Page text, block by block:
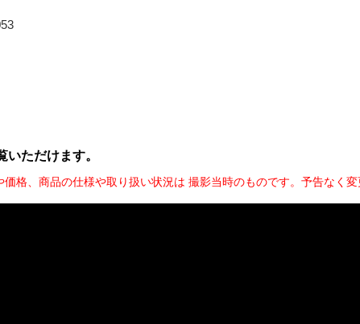
ただけます。
格、商品の仕様や取り扱い状況は 撮影当時のものです。予告なく変